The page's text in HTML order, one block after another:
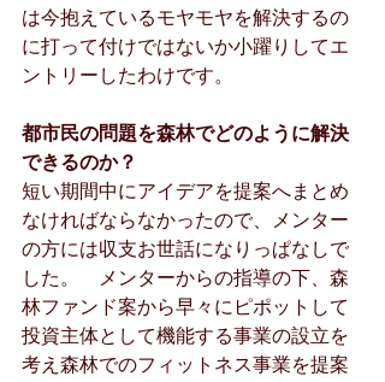
は今抱えているモヤモヤを解決するの
に打って付けではないか小躍りしてエ
ントリーしたわけです。
都市民の問題を森林でどのように解決
できるのか？
短い期間中にアイデアを提案へまとめ
なければならなかったので、メンター
の方には収支お世話になりっぱなしで
した。　メンターからの指導の下、森
林ファンド案から早々にピポットして
投資主体として機能する事業の設立を
考え森林でのフィットネス事業を提案